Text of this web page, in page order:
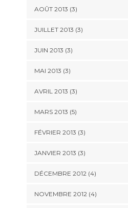
AOÛT 2013 (3)
JUILLET 2013 (3)
JUIN 2013 (3)
MAI 2013 (3)
AVRIL 2013 (3)
MARS 2013 (5)
FÉVRIER 2013 (3)
JANVIER 2013 (3)
DÉCEMBRE 2012(4)
NOVEMBRE 2012(4)